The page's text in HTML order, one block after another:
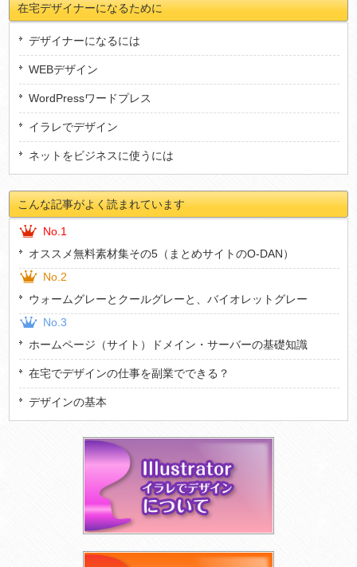
在宅デザイナーになるために
デザイナーになるには
WEBデザイン
WordPressワードプレス
イラレでデザイン
ネットをビジネスに使うには
こんな記事がよく読まれています
No.1
オススメ無料素材集その5（まとめサイトのO-DAN）
No.2
ウォームグレーとクールグレーと、バイオレットグレー
No.3
ホームページ（サイト）ドメイン・サーバーの基礎知識
在宅でデザインの仕事を副業でできる？
デザインの基本